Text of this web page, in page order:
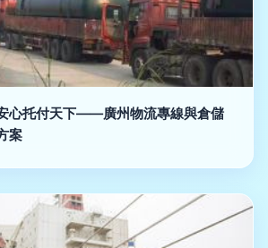
心托付天下——廣州物流專線與倉儲
案